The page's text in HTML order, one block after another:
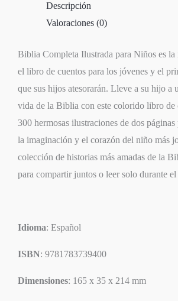
Descripción
Valoraciones (0)
Biblia Completa Ilustrada para Niños es la
el libro de cuentos para los jóvenes y el
que sus hijos atesorarán. Lleve a su hijo a
vida de la Biblia con este colorido libro de
300 hermosas ilustraciones de dos páginas
la imaginación y el corazón del niño más
colección de historias más amadas de la
para compartir juntos o leer solo durante el
Idioma: Español
ISBN: 9781783739400
Dimensiones: 165 x 35 x 214 mm